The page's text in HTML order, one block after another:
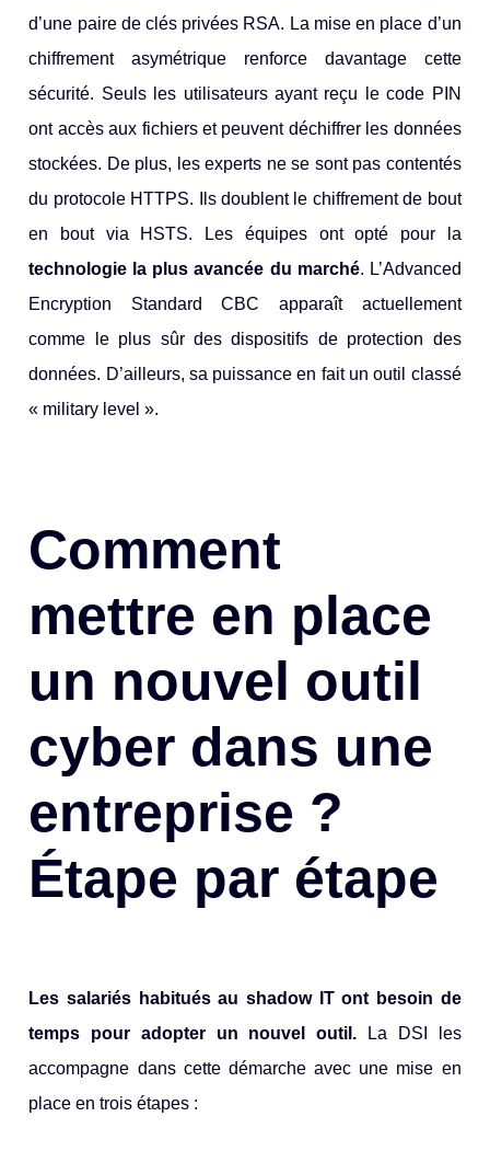
d’une paire de clés privées RSA. La mise en place d’un
chiffrement asymétrique renforce davantage cette
sécurité. Seuls les utilisateurs ayant reçu le code PIN
ont accès aux fichiers et peuvent déchiffrer les données
stockées. De plus, les experts ne se sont pas contentés
du protocole HTTPS. Ils doublent le chiffrement de bout
en bout via HSTS. Les équipes ont opté pour la
technologie la plus avancée du marché. L’Advanced
Encryption Standard CBC apparaît actuellement
comme le plus sûr des dispositifs de protection des
données. D’ailleurs, sa puissance en fait un outil classé
« military level ».
Comment
mettre en place
un nouvel outil
cyber dans une
entreprise ?
Étape par étape
Les salariés habitués au shadow IT ont besoin de
temps pour adopter un nouvel outil.
La DSI les
accompagne dans cette démarche avec une mise en
place en trois étapes :